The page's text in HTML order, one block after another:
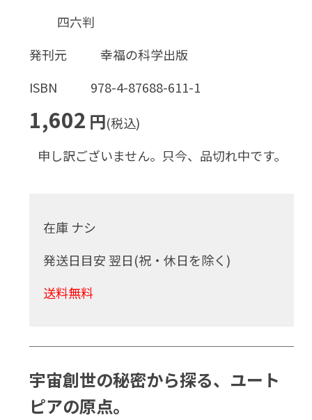
四六判
発刊元
幸福の科学出版
ISBN
978-4-87688-611-1
1,602 円(税込)
申し訳ございません。只今、品切れ中です。
在庫 ナシ
発送日目安 翌日(祝・休日を除く)
送料無料
宇宙創世の秘密から探る、ユート
ピアの原点。